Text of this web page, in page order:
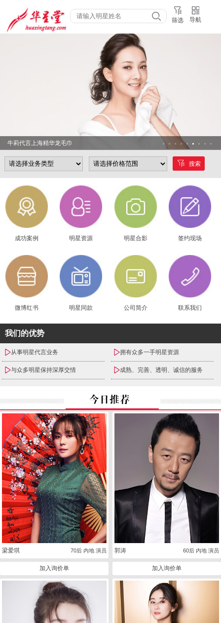
筛选 导航
牛莉代言上海精华龙毛巾
搜索
成功案例 明星资源 明星合影 签约现场
微博红书 明星同款 公司简介 联系我们
我们的优势
从事明星代言业务 拥有众多一手明星资源
与众多明星保持深厚交情 成熟、完善、透明、诚信的服务
梁爱琪 70后 内地 演员
加入询价单
郭涛 60后 内地 演员
加入询价单